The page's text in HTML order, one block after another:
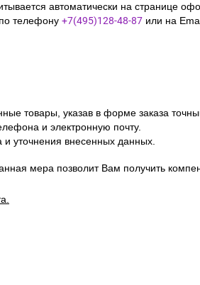
автоматически на странице
телефону +7(495)128-48-87 или на
товары, указав в форме заказа
и электронную почту.
уточнения внесенных данных.
мера позволит Вам получить